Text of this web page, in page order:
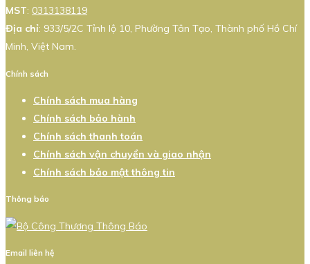
MST: 0313138119
Địa chỉ: 933/5/2C Tỉnh lộ 10, Phường Tân Tạo, Thành phố Hồ Chí
Minh, Việt Nam.
Chính sách
Chính sách mua hàng
Chính sách bảo hành
Chính sách thanh toán
Chính sách vận chuyển và giao nhận
Chính sách bảo mật thông tin
Thông báo
Email liên hệ